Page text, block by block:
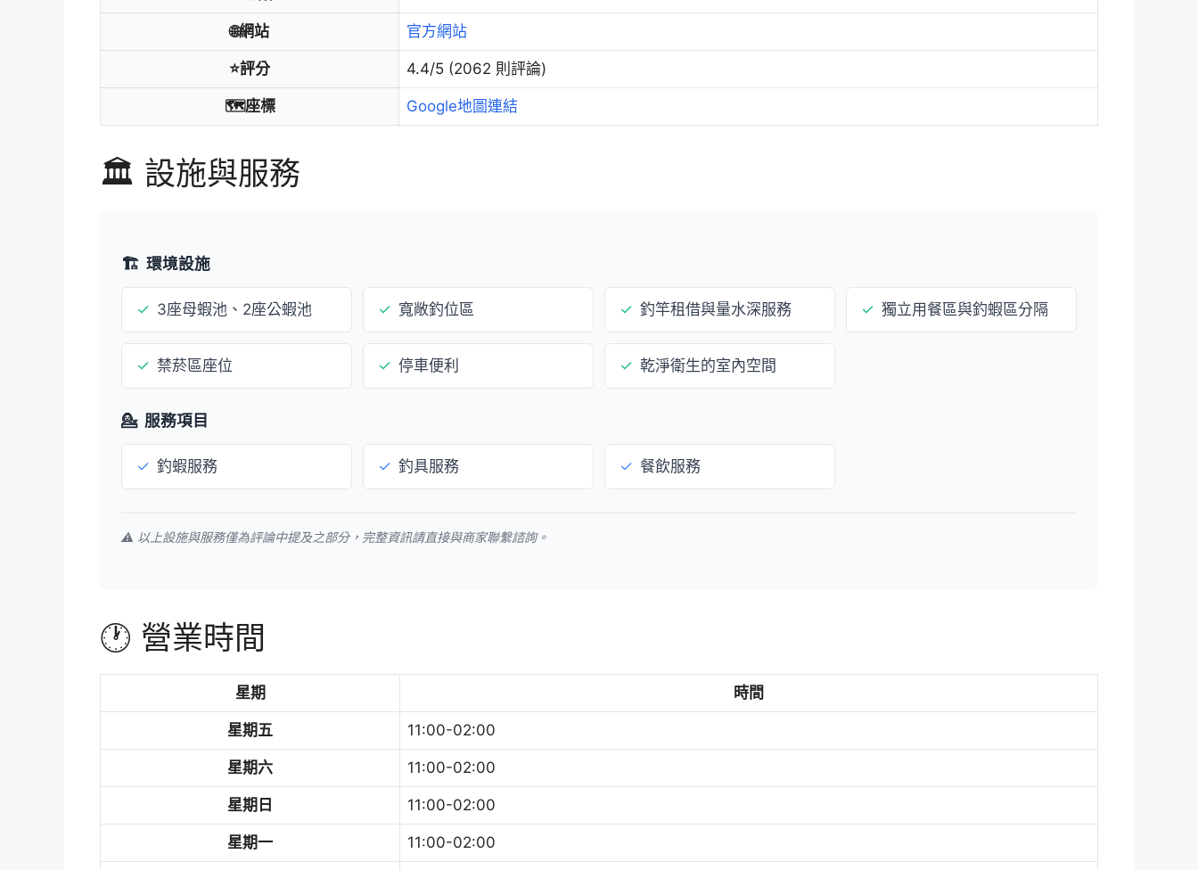
🌐網站 官方網站
⭐評分 4.4/5 (2062 則評論)
🗺️座標 Google地圖連結
🏛️ 設施與服務
🏗️ 環境設施
✓ 3座母蝦池、2座公蝦池 ✓ 寬敞釣位區 ✓ 釣竿租借與量水深服務 ✓ 獨立用餐區與釣蝦區分隔
✓ 禁菸區座位 ✓ 停車便利 ✓ 乾淨衛生的室內空間
💁 服務項目
✓ 釣蝦服務 ✓ 釣具服務 ✓ 餐飲服務
⚠️ 以上設施與服務僅為評論中提及之部分，完整資訊請直接與商家聯繫諮詢。
🕐 營業時間
星期 時間
星期五 11:00-02:00
星期六 11:00-02:00
星期日 11:00-02:00
星期一 11:00-02:00